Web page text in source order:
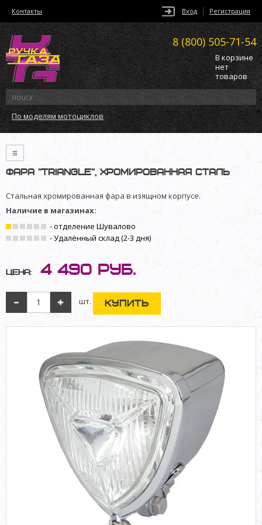
Вход Регистрация
Контакты
8 (800) 505-71-54
В корзине
нет
товаров
По моделям мотоциклов
≡
Фара ”Triangle”, хромированная сталь
Стальная хромированная фара в изящном корпусе.
Наличие в магазинах:
- отделение Шувалово
- Удалённый склад (2-3 дня)
Цена: 4 490 руб.
шт.